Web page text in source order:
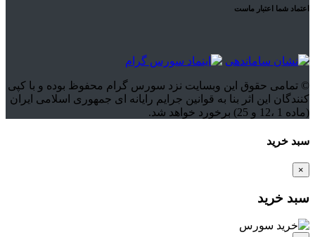
اعتماد شما اعتبار ماست
© تمامی حقوق این وبسایت نزد سورس گرام محفوظ بوده و با کپی
کنندگان این اثر بنا به قوانین جرایم رایانه ای جمهوری اسلامی ایران
(ماده 1 ،12 و 25) برخورد خواهد شد.
سبد خرید
×
سبد خرید